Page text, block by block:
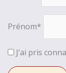
Prénom*
J’ai pris